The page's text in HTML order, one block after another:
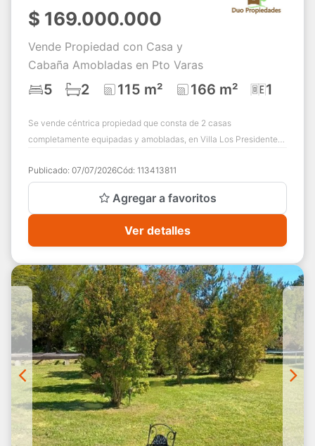
$ 169.000.000
Vende Propiedad con Casa y
Cabaña Amobladas en Pto Varas
5 2 115 m² 166 m² 1
Se vende céntrica propiedad que consta de 2 casas
completamente equipadas y amobladas, en Villa Los Presidentes
Publicado: 07/07/2026Cód: 113413811
Agregar a favoritos
Ver detalles